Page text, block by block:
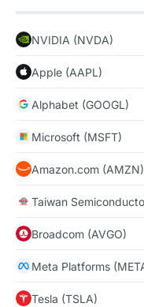
NVIDIA (NVDA)
Apple (AAPL)
Alphabet (GOOGL)
Microsoft (MSFT)
Amazon.com (AMZN)
Taiwan
Broadcom (AVGO)
Meta Platforms
Tesla (TSLA)